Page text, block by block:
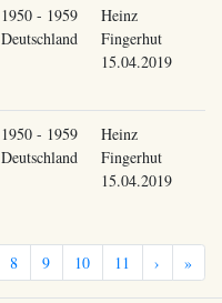
1950 - 1959
Deutschland
Heinz
Fingerhut
15.04.2019
1950 - 1959
Deutschland
Heinz
Fingerhut
15.04.2019
8 9 10 11 › »